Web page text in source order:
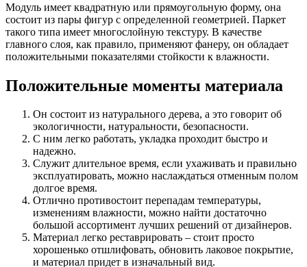
Модуль имеет квадратную или прямоугольную форму, она
состоит из пары фигур с определенной геометрией. Паркет
такого типа имеет многослойную текстуру. В качестве
главного слоя, как правило, применяют фанеру, он обладает
положительными показателями стойкости к влажности.
Положительные моменты материала
Он состоит из натурального дерева, а это говорит об
экологичности, натуральности, безопасности.
С ним легко работать, укладка проходит быстро и
надежно.
Служит длительное время, если ухаживать и правильно
эксплуатировать, можно наслаждаться отменным полом
долгое время.
Отлично противостоит перепадам температуры,
изменениям влажности, можно найти достаточно
большой ассортимент лучших решений от дизайнеров.
Материал легко реставрировать – стоит просто
хорошенько отшлифовать, обновить лаковое покрытие,
и материал придет в изначальный вид.